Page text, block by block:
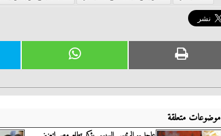
موضوعات متعلقة